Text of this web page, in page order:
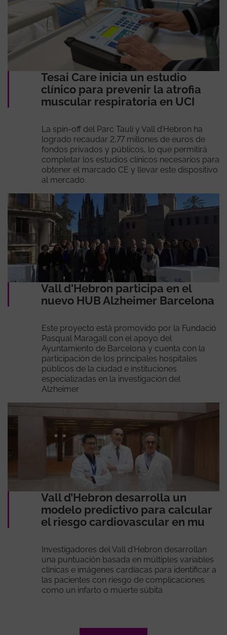
Tesai Care inicia un estudio
clínico para prevenir la atrofia
muscular respiratoria en UCI
La spin-off del Parc Taulí y Vall d’Hebron ha
logrado recaudar 2,77 millones de euros de
fondos privados y públicos, lo que permitirá
completar los estudios clínicos necesarios para
obtener el marcado CE y llevar este dispositivo
al mercado.
Vall d'Hebron participa en el
nuevo HUB Alzheimer Barcelona
Este proyecto está promovido por la Fundació
Pasqual Maragall con el apoyo del
Ayuntamiento de Barcelona y cuenta con la
participación de los principales hospitales
públicos de la ciudad e instituciones
especializadas en la investigación del
Alzheimer
Vall d’Hebron desarrolla un
modelo predictivo para calcular
el riesgo cardiovascular en mu
Investigadores del Vall d’Hebron desarrollan
una puntuación basada en múltiples variables
clínicas e imágenes cardíacas para identificar a
las pacientes con riesgo de complicaciones
como un infarto o múerte súbita